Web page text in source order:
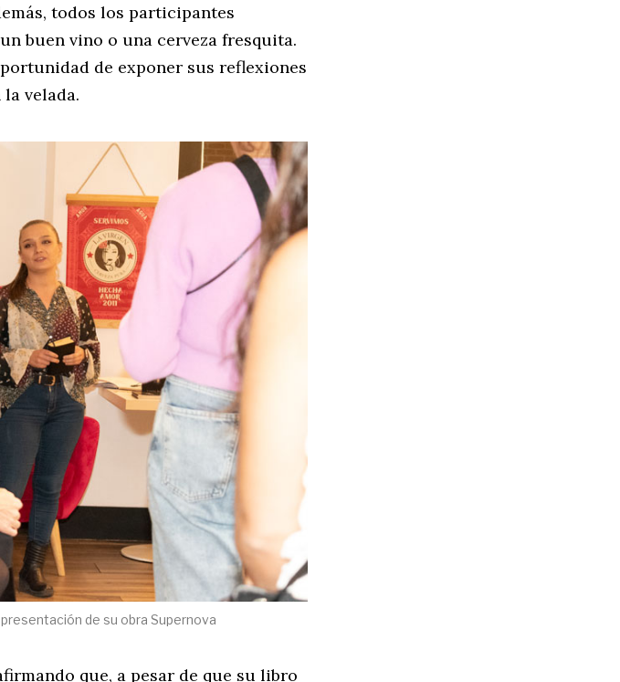
todos los participantes
buen vino o una cerveza fresquita.
de exponer sus reflexiones
velada.
de su obra Supernova
que, a pesar de que su libro